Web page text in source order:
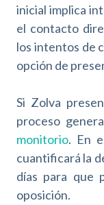
inicial implica
el contacto
los intentos de
opción de
Si Zolva
proceso
monitorio. En
cuantificará la
días para que
oposición.